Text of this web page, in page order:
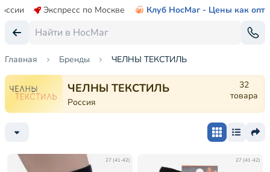
Экспресс по Москве Клуб НосМаг - Цены как опт
Главная Бренды ЧЕЛНЫ ТЕКСТИЛЬ
ЧЕЛНЫ ТЕКСТИЛЬ
Россия
32
товара
27 (41-42) 27 (41-42)